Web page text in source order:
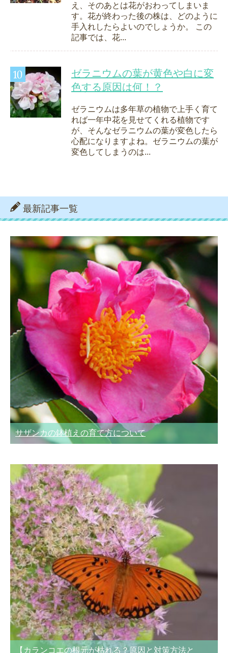
え、そのあとは花がおわってしまいま
す。花が終わった後の株は、どのように
手入れしたらよいのでしょうか。 この
記事では、花...
ゼラニウムの葉が黄色や白に変
色する原因は何！？
ゼラニウムは多年草の植物で上手く育て
れば一年中花を見せてくれる植物です
が、そんなゼラニウムの葉が変色したら
心配になりますよね。ゼラニウムの葉が
変色してしまうのは...
最新記事一覧
サザンカの鉢植えの育て方について
【カランコエの根元が枯れる？原因と対策方法と